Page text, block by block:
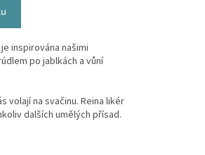
inspirována našimi
po jablkách a vůní
volají na svačinu. Reina likér
dalších umělých přísad.